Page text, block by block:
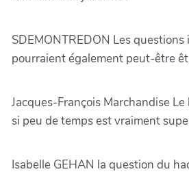
SDEMONTREDON Les questions
pourraient également peut-être
Jacques-François Marchandise
si peu de temps est vraiment
Isabelle GEHAN la question du